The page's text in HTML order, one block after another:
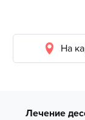
На
Лечение